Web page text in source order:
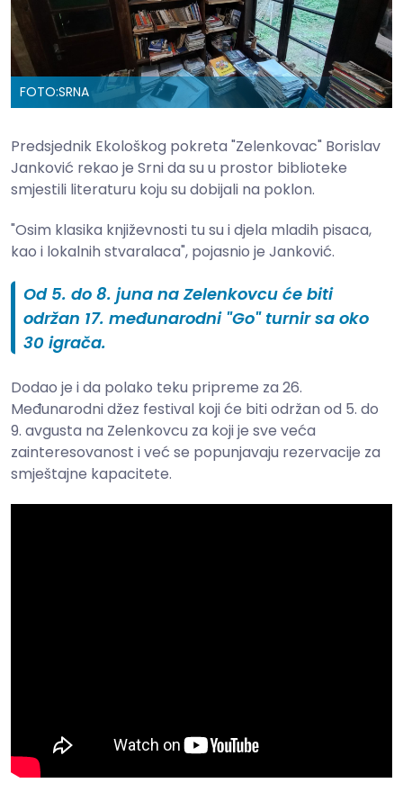
FOTO:SRNA
Predsjednik Ekološkog pokreta "Zelenkovac" Borislav
Janković rekao je Srni da su u prostor biblioteke
smjestili literaturu koju su dobijali na poklon.
"Osim klasika književnosti tu su i djela mladih pisaca,
kao i lokalnih stvaralaca", pojasnio je Janković.
Od 5. do 8. juna na Zelenkovcu će biti
održan 17. međunarodni "Go" turnir sa oko
30 igrača.
Dodao je i da polako teku pripreme za 26.
Međunarodni džez festival koji će biti održan od 5. do
9. avgusta na Zelenkovcu za koji je sve veća
zainteresovanost i već se popunjavaju rezervacije za
smještajne kapacitete.